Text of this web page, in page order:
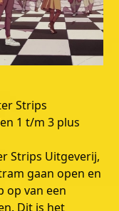
Strips
1 t/m 3 plus
Strips Uitgeverij,
gaan open en
op van een
Dit is het